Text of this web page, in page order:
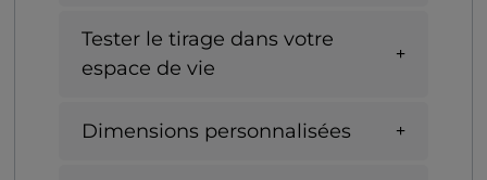
Tester le tirage dans votre
espace de vie
Dimensions personnalisées